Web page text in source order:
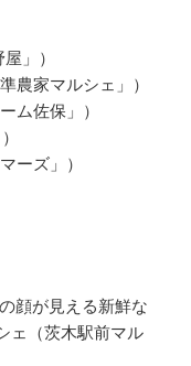
」）
農家マルシェ」）
ム佐保」）
ーズ」）
顔が見える新鮮な
ェ（茨木駅前マル